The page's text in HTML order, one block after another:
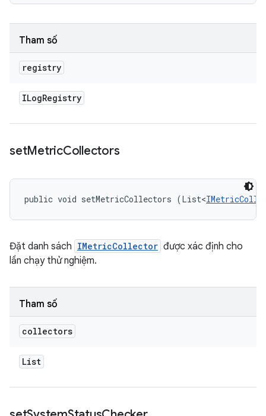
Tham số
registry
ILogRegistry
setMetricCollectors
public void setMetricCollectors (List<
Đặt danh sách IMetricCollector được xác định cho
lần chạy thử nghiệm.
Tham số
collectors
List